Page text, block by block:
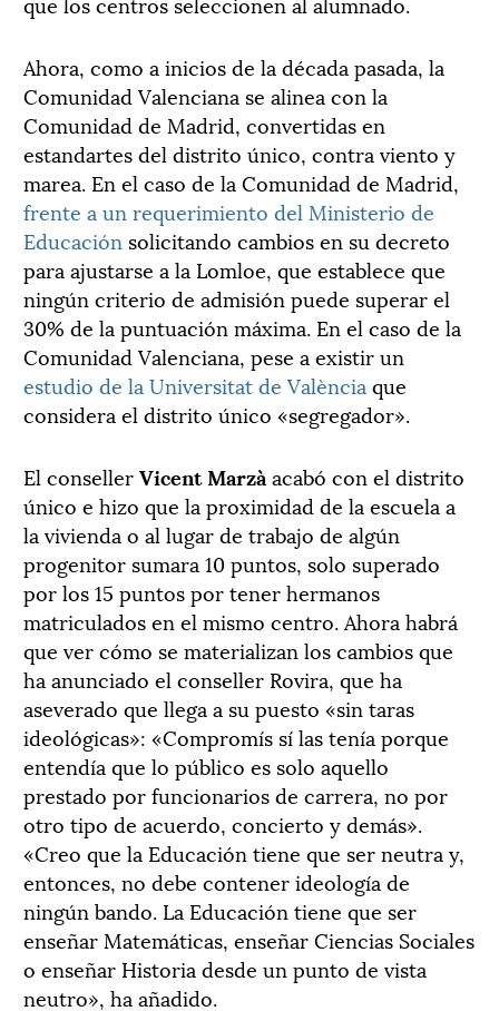
Ahora, como a inicios de la década pasada, la
Comunidad Valenciana se alinea con la
Comunidad de Madrid, convertidas en
estandartes del distrito único, contra viento y
marea. En el caso de la Comunidad de Madrid,
frente a un requerimiento del Ministerio de
Educación solicitando cambios en su decreto
para ajustarse a la Lomloe, que establece que
ningún criterio de admisión puede superar el
30% de la puntuación máxima. En el caso de la
Comunidad Valenciana, pese a existir un
estudio de la Universitat de València que
considera el distrito único «segregador».
El consellerVicent Marzà acabó con el distrito
único e hizo que la proximidad de la escuela a
la vivienda o al lugar de trabajo de algún
progenitor sumara 10 puntos, solo superado
por los 15 puntos por tener hermanos
matriculados en el mismo centro. Ahora habrá
que ver cómo se materializan los cambios que
ha anunciado el conseller Rovira, que ha
aseverado que llega a su puesto «sin taras
ideológicas»: «Compromís sí las tenía porque
entendía que lo público es solo aquello
prestado por funcionarios de carrera, no por
otro tipo de acuerdo, concierto y demás».
«Creo que la Educación tiene que ser neutra y,
entonces, no debe contener ideología de
ningún bando. La Educación tiene que ser
enseñar Matemáticas, enseñar Ciencias Sociales
o enseñar Historia desde un punto de vista
neutro», ha añadido.